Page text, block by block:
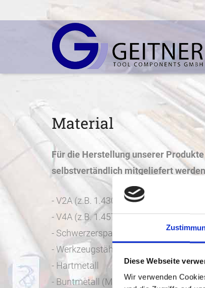
Diese Webseite
Wir verwenden
Material
Für die Herstellung unserer
selbstvertändlich mitgeliefert
- V2A (z.B. 1.4301)
- V4A (z.B. 1.4571)
- Schwerzerspanbare Materialien (z.B.
- Werkzeugstähle
- Hartmetall
- Buntmetall (Messing, Aluminium,